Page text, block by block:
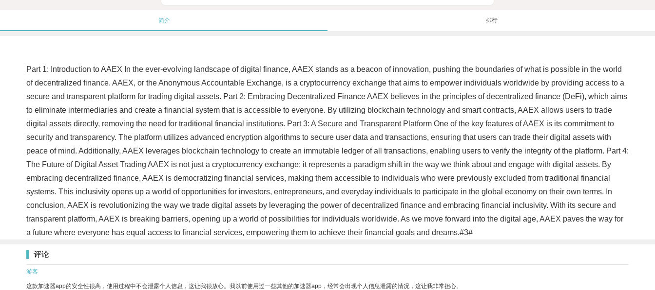
简介 排行
Part 1: Introduction to AAEX In the ever-evolving landscape of digital finance, AAEX stands as a beacon of innovation, pushing the boundaries of what is possible in the world
of decentralized finance. AAEX, or the Anonymous Accountable Exchange, is a cryptocurrency exchange that aims to empower individuals worldwide by providing access to a
secure and transparent platform for trading digital assets. Part 2: Embracing Decentralized Finance AAEX believes in the principles of decentralized finance (DeFi), which aims
to eliminate intermediaries and create a financial system that is accessible to everyone. By utilizing blockchain technology and smart contracts, AAEX allows users to trade
digital assets directly, removing the need for traditional financial institutions. Part 3: A Secure and Transparent Platform One of the key features of AAEX is its commitment to
security and transparency. The platform utilizes advanced encryption algorithms to secure user data and transactions, ensuring that users can trade their digital assets with
peace of mind. Additionally, AAEX leverages blockchain technology to create an immutable ledger of all transactions, enabling users to verify the integrity of the platform. Part 4:
The Future of Digital Asset Trading AAEX is not just a cryptocurrency exchange; it represents a paradigm shift in the way we think about and engage with digital assets. By
embracing decentralized finance, AAEX is democratizing financial services, making them accessible to individuals who were previously excluded from traditional financial
systems. This inclusivity opens up a world of opportunities for investors, entrepreneurs, and everyday individuals to participate in the global economy on their own terms. In
conclusion, AAEX is revolutionizing the way we trade digital assets by leveraging the power of decentralized finance and embracing financial inclusivity. With its secure and
transparent platform, AAEX is breaking barriers, opening up a world of possibilities for individuals worldwide. As we move forward into the digital age, AAEX paves the way for
a future where everyone has equal access to financial services, empowering them to achieve their financial goals and dreams.#3#
评论
游客
这款加速器app的安全性很高，使用过程中不会泄露个人信息，这让我很放心。我以前使用过一些其他的加速器app，经常会出现个人信息泄露的情况，这让我非常担心。